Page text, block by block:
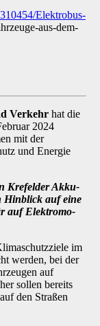
Elektrobus-
aus-dem-
Verkehr hat die
2024
mit der
und Energie
Krefelder Akku-
Hinblick auf eine
auf Elektromo­
im
werden, bei der
auf
sollen bereits
den Straßen